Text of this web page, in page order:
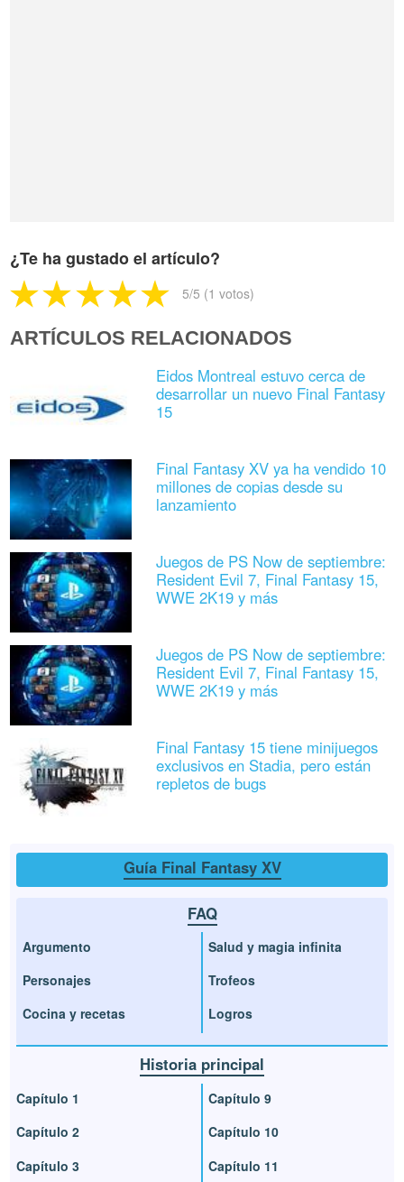
¿Te ha gustado el artículo?
5/5 (1 votos)
ARTÍCULOS RELACIONADOS
Eidos Montreal estuvo cerca de
desarrollar un nuevo Final Fantasy
15
Final Fantasy XV ya ha vendido 10
millones de copias desde su
lanzamiento
Juegos de PS Now de septiembre:
Resident Evil 7, Final Fantasy 15,
WWE 2K19 y más
Juegos de PS Now de septiembre:
Resident Evil 7, Final Fantasy 15,
WWE 2K19 y más
Final Fantasy 15 tiene minijuegos
exclusivos en Stadia, pero están
repletos de bugs
Guía Final Fantasy XV
FAQ
Argumento
Personajes
Cocina y recetas
Salud y magia infinita
Trofeos
Logros
Historia principal
Capítulo 1
Capítulo 2
Capítulo 3
Capítulo 9
Capítulo 10
Capítulo 11